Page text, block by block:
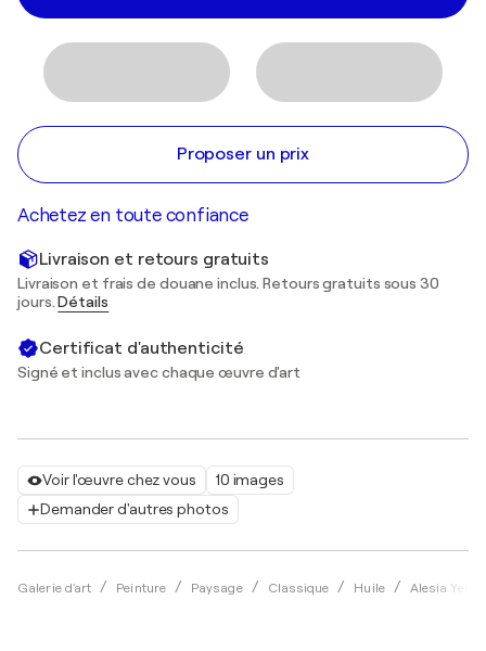
Voir l'œuvre chez vous
10 images
Demander d'autres photos
Galerie d'art Peinture Paysage Classique Huile Alesia
Proposer un prix
Achetez en toute confiance
Livraison et retours gratuits
Livraison et frais de douane inclus. Retours gratuits sous 30
jours.Détails
Certificat d'authenticité
Signé et inclus avec chaque œuvre d'art